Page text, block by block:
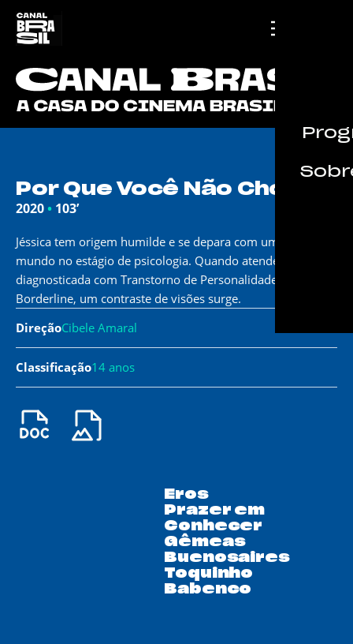
Por Que Você Não Chora?
2020• 103’
Jéssica tem origem humilde e se depara com um novo
mundo no estágio de psicologia. Quando atende Bárbara,
diagnosticada com Transtorno de Personalidade
Borderline, um contraste de visões surge.
DireçãoCibele Amaral
Classificação14 anos
Eros
Prazer em
Conhecer
Gêmeas
Buenosaires
Toquinho
Babenco